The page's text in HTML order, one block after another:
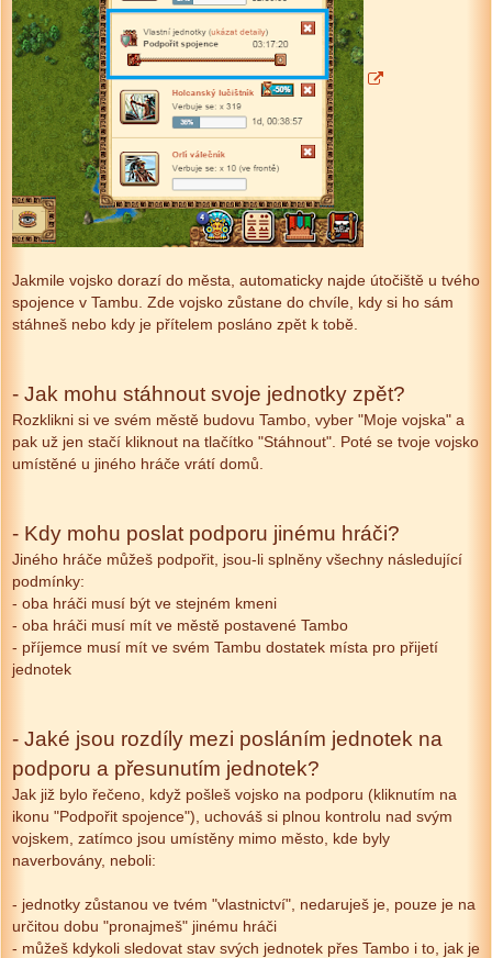
Jakmile vojsko dorazí do města, automaticky najde útočiště u tvého
spojence v Tambu. Zde vojsko zůstane do chvíle, kdy si ho sám
stáhneš nebo kdy je přítelem posláno zpět k tobě.
- Jak mohu stáhnout svoje jednotky zpět?
Rozklikni si ve svém městě budovu Tambo, vyber "Moje vojska" a
pak už jen stačí kliknout na tlačítko "Stáhnout". Poté se tvoje vojsko
umístěné u jiného hráče vrátí domů.
- Kdy mohu poslat podporu jinému hráči?
Jiného hráče můžeš podpořit, jsou-li splněny všechny následující
podmínky:
- oba hráči musí být ve stejném kmeni
- oba hráči musí mít ve městě postavené Tambo
- příjemce musí mít ve svém Tambu dostatek místa pro přijetí
jednotek
- Jaké jsou rozdíly mezi posláním jednotek na
podporu a přesunutím jednotek?
Jak již bylo řečeno, když pošleš vojsko na podporu (kliknutím na
ikonu "Podpořit spojence"), uchováš si plnou kontrolu nad svým
vojskem, zatímco jsou umístěny mimo město, kde byly
naverbovány, neboli:
- jednotky zůstanou ve tvém "vlastnictví", nedaruješ je, pouze je na
určitou dobu "pronajmeš" jinému hráči
- můžeš kdykoli sledovat stav svých jednotek přes Tambo i to, jak je